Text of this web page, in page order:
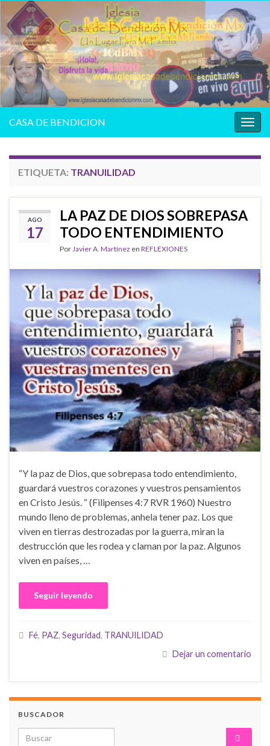
la
CASA DE BENDICION
ETIQUETA: TRANUILIDAD
AGO
17
LA PAZ DE DIOS SOBREPASA
TODO ENTENDIMIENTO
Por Javier A. Martínez en REFLEXIONES
“Y la paz de Dios, que sobrepasa todo entendimiento,
guardará vuestros corazones y vuestros pensamientos
en Cristo Jesús. “ (Filipenses 4:7 RVR 1960) Nuestro
mundo lleno de problemas, anhela tener paz. Los que
viven en tierras destrozadas por la guerra, miran la
destrucción que les rodea y claman por la paz. Algunos
viven en países, …
Seguir leyendo
Fé, PAZ, Seguridad, TRANUILIDAD
Dejar un comentario
BUSCADOR
Search for: